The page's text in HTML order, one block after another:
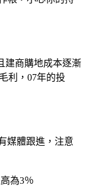
商購地成本逐漸
利，07年的投
體跟進，注意
為3％